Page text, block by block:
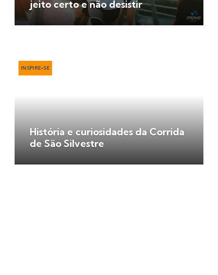
jeito certo e não desistir
INSPIRE-SE
História e curiosidades da Corrida
de São Silvestre